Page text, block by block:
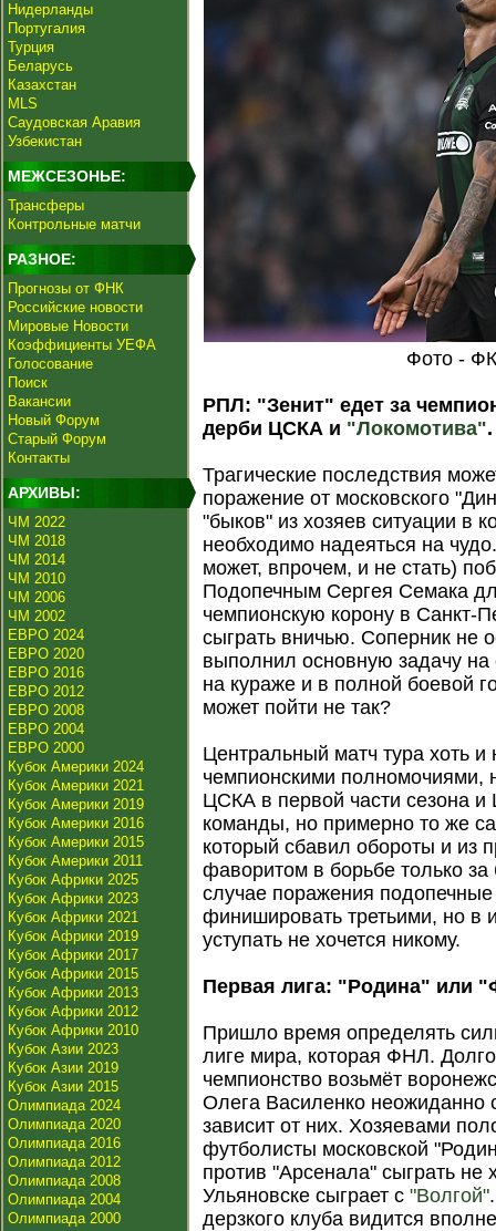
Нидерланды
Португалия
Турция
Беларусь
Казахстан
MLS
Саудовская Аравия
Узбекистан
МЕЖСЕЗОНЬЕ:
Трансферы
Контрольные матчи
РАЗНОЕ:
Прогнозы от ФНК
Российские новости
Мировые Новости
Коэффициенты УЕФА
Голосование
Поиск
Вакансии
Новый Форум
Старый Форум
Контакты
АРХИВЫ:
ЧМ 2022
ЧМ 2018
ЧМ 2014
ЧМ 2010
ЧМ 2006
ЧМ 2002
ЕВРО 2024
ЕВРО 2020
ЕВРО 2016
ЕВРО 2012
ЕВРО 2008
ЕВРО 2004
ЕВРО 2000
Кубок Америки 2024
Кубок Америки 2021
Кубок Америки 2019
Кубок Америки 2016
Кубок Америки 2015
Кубок Америки 2011
Кубок Африки 2025
Кубок Африки 2023
Кубок Африки 2021
Кубок Африки 2019
Кубок Африки 2017
Кубок Африки 2015
Кубок Африки 2013
Кубок Африки 2012
Кубок Африки 2010
Кубок Азии 2023
Кубок Азии 2019
Кубок Азии 2015
Олимпиада 2024
Олимпиада 2020
Олимпиада 2016
Олимпиада 2012
Олимпиада 2008
Олимпиада 2004
Олимпиада 2000
Фото -
РПЛ: "Зенит" едет за
дерби ЦСКА и "Локомотива".
Трагические последствия
поражение от московского
"быков" из хозяев ситуации в
необходимо надеяться на
может, впрочем, и не стать)
Подопечным Сергея Семака
чемпионскую корону в Санкт-
сыграть вничью. Соперник не
выполнил основную задачу на
на кураже и в полной боевой
может пойти не так?
Центральный матч тура хоть и
чемпионскими полномочиями,
ЦСКА в первой части сезона
команды, но примерно то же
который сбавил обороты и из
фаворитом в борьбе только
случае поражения
финишировать третьими, но в
уступать не хочется никому.
Первая лига: "Родина" или
Пришло время определять
лиге мира, которая ФНЛ.
чемпионство возьмёт
Олега Василенко неожиданно
зависит от них. Хозяевами
футболисты московской
против "Арсенала" сыграть не
Ульяновске сыграет с"Волгой"
дерзкого клуба видится